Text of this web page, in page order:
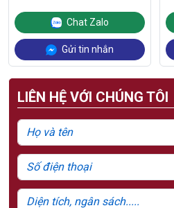
Chat Zalo
Gửi tin nhắn
LIÊN HỆ VỚI CHÚNG TÔI